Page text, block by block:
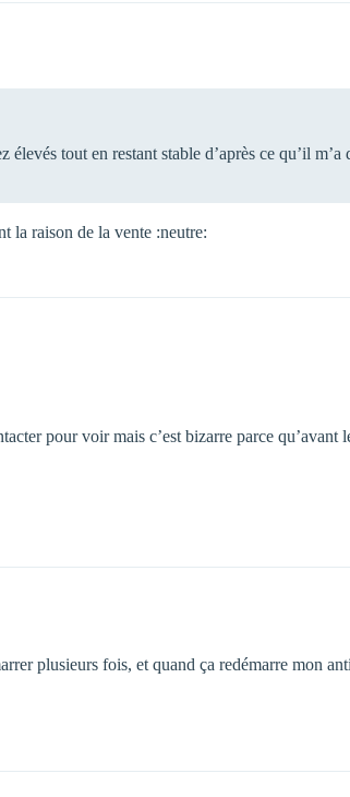
tout en restant stable d’après ce qu’il
la raison de la vente :neutre:
pour voir mais c’est bizarre parce qu’avant
plusieurs fois, et quand ça redémarre mon